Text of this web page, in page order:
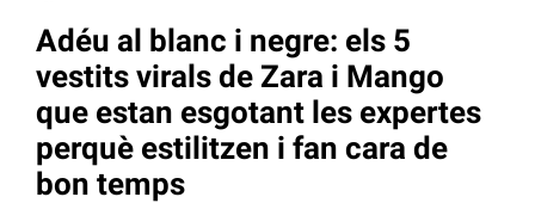
Adéu al blanc i negre: els 5
vestits virals de Zara i Mango
que estan esgotant les expertes
perquè estilitzen i fan cara de
bon temps